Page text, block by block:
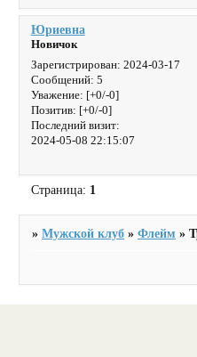
Юриевна
Новичок
Зарегистрирован: 2024-03-17
Сообщений: 5
Уважение: [+0/-0]
Позитив: [+0/-0]
Последний визит:
2024-05-08 22:15:07
Страница: 1
»Мужской клуб »Флейм »